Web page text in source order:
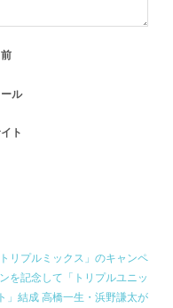
ル
ト
トリプルミックス」のキャンペ
を記念して「トリプルユニッ
ト」結成 高橋一生・浜野謙太が